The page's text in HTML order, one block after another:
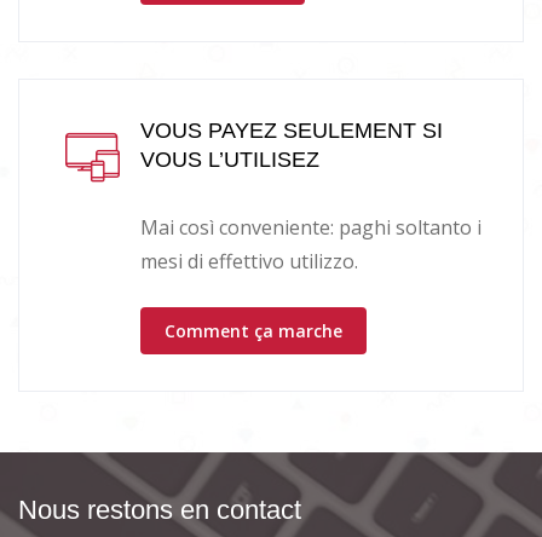
VOUS PAYEZ SEULEMENT SI
VOUS L’UTILISEZ
Mai così conveniente: paghi soltanto i
mesi di effettivo utilizzo.
Comment ça marche
Nous restons en contact